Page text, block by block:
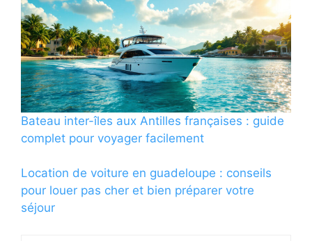
Bateau inter-îles aux Antilles françaises : guide
complet pour voyager facilement
Location de voiture en guadeloupe : conseils
pour louer pas cher et bien préparer votre
séjour